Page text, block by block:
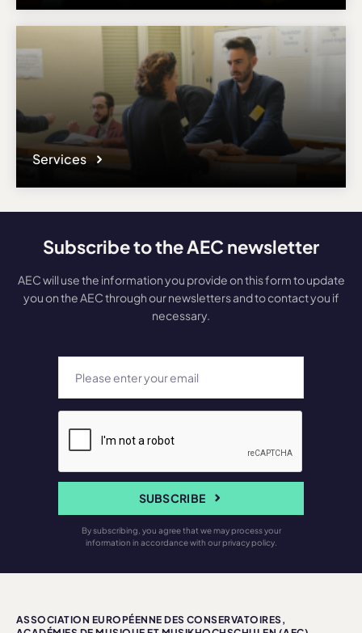
Services
Subscribe to the AEC newsletter
AEC will use the information you provide on this form to update
you on the AEC through our newsletters and to contact you if
necessary.
SUBSCRIBE
By subscribing, you agree that we may process your
information in accordance with our privacy policy.
ASSOCIATION EUROPÉENNE DES CONSERVATOIRES,